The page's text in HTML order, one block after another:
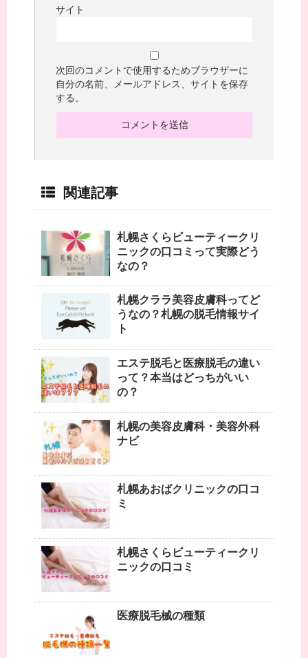
サイト
次回のコメントで使用するためブラウザーに
自分の名前、メールアドレス、サイトを保存
する。
関連記事
札幌さくらビューティークリ
ニックの口コミって実際どう
なの？
札幌クララ美容皮膚科ってど
うなの？札幌の脱毛情報サイ
ト
エステ脱毛と医療脱毛の違い
って？本当はどっちがいい
の？
札幌の美容皮膚科・美容外科
ナビ
札幌あおばクリニックの口コ
ミ
札幌さくらビューティークリ
ニックの口コミ
医療脱毛械の種類